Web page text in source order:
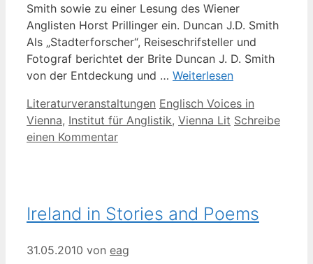
Smith sowie zu einer Lesung des Wiener
Anglisten Horst Prillinger ein. Duncan J.D. Smith
Als „Stadterforscher“, Reiseschrifsteller und
Fotograf berichtet der Brite Duncan J. D. Smith
von der Entdeckung und … Weiterlesen
Kategorien
Literaturveranstaltungen Schlagwörter
Englisch Voices in
Vienna, Institut für Anglistik, Vienna Lit Schreibe
einen Kommentar
Ireland in Stories and Poems
31.05.2010 von eag